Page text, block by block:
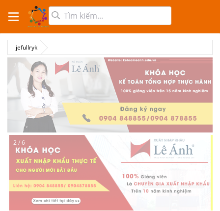
jefullryk
2 / 6
2 / 6